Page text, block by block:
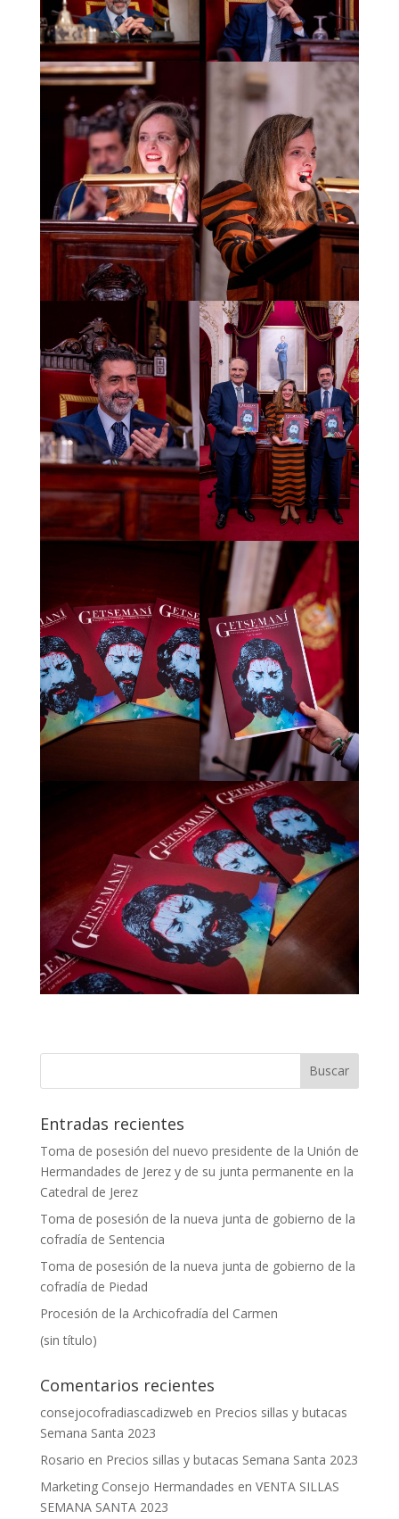
Entradas recientes
Toma de posesión del nuevo presidente de la Unión de
Hermandades de Jerez y de su junta permanente en la
Catedral de Jerez
Toma de posesión de la nueva junta de gobierno de la
cofradía de Sentencia
Toma de posesión de la nueva junta de gobierno de la
cofradía de Piedad
Procesión de la Archicofradía del Carmen
(sin título)
Comentarios recientes
consejocofradiascadizweb en Precios sillas y butacas
Semana Santa 2023
Rosario en Precios sillas y butacas Semana Santa 2023
Marketing Consejo Hermandades en VENTA SILLAS
SEMANA SANTA 2023